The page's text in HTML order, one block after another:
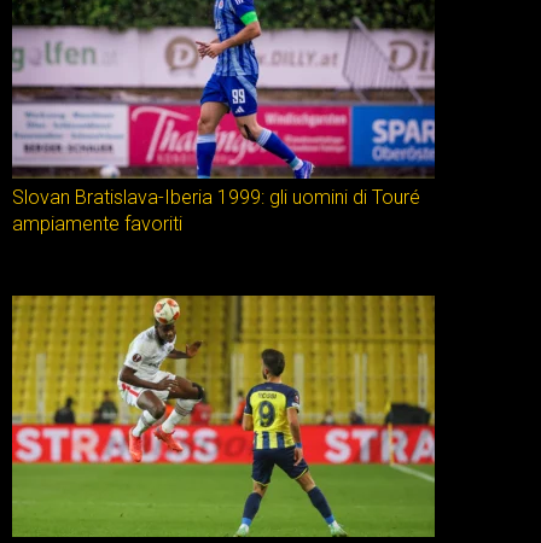
Slovan Bratislava-Iberia 1999: gli uomini di Touré
ampiamente favoriti